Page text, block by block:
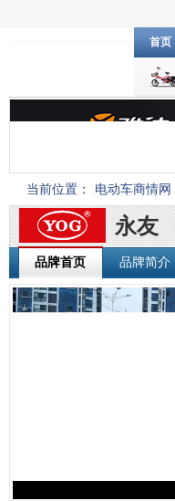
首页
当前位置： 电动车商情网
永友
品牌首页 品牌简介